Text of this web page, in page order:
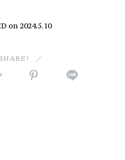
on 2024.5.10